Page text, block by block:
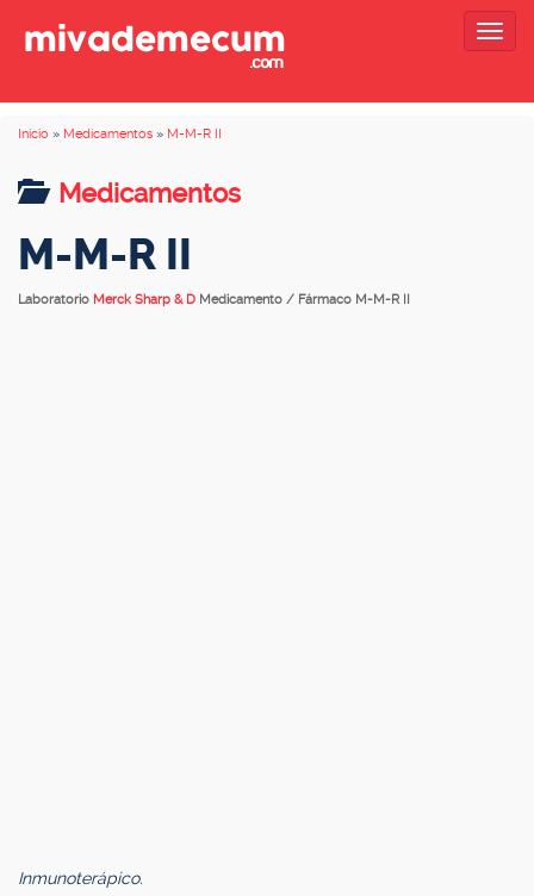
Inicio » Medicamentos » M-M-R II
Medicamentos
M-M-R II
Laboratorio Merck Sharp & D Medicamento / Fármaco M-M-R II
Inmunoterápico.